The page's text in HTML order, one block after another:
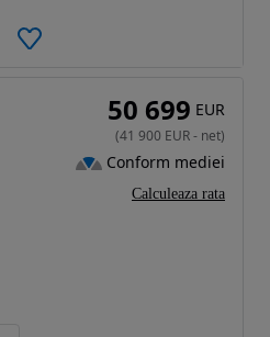
50 699 EUR
(41 900 EUR- net)
Conform mediei
Calculeaza rata